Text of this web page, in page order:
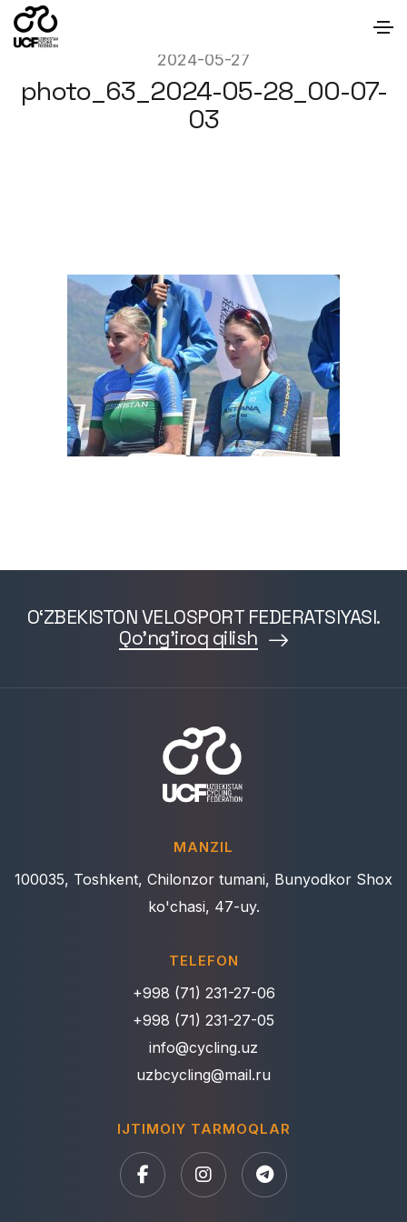
2024-05-27
photo_63_2024-05-28_00-07-
03
O‘ZBEKISTON VELOSPORT FEDERATSIYASI.
Qo'ng'iroq qilish
MANZIL
100035, Toshkent, Chilonzor tumani, Bunyodkor Shox
ko'chasi, 47-uy.
TELEFON
+998 (71) 231-27-06
+998 (71) 231-27-05
info@cycling.uz
uzbcycling@mail.ru
IJTIMOIY TARMOQLAR